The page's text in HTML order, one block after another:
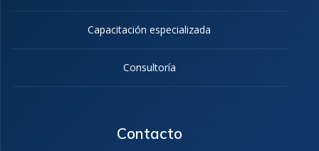
Capacitación especializada
Consultoría
Contacto